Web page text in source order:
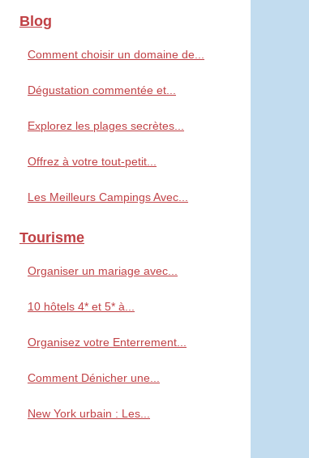
Blog
Comment choisir un domaine de...
Dégustation commentée et...
Explorez les plages secrètes...
Offrez à votre tout-petit...
Les Meilleurs Campings Avec...
Tourisme
Organiser un mariage avec...
10 hôtels 4* et 5* à...
Organisez votre Enterrement...
Comment Dénicher une...
New York urbain : Les...